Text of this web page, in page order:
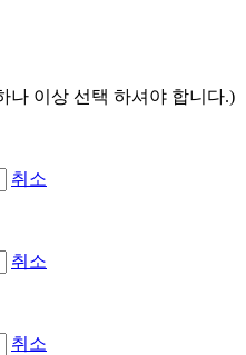
나 이상 선택 하셔야 합니다.)
취소
취소
취소